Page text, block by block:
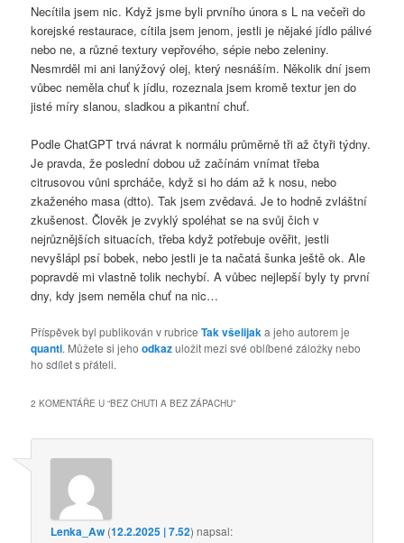
Necítila jsem nic. Když jsme byli prvního února s L na večeři do
korejské restaurace, cítila jsem jenom, jestli je nějaké jídlo pálivé
nebo ne, a různé textury vepřového, sépie nebo zeleniny.
Nesmrděl mi ani lanýžový olej, který nesnáším. Několik dní jsem
vůbec neměla chuť k jídlu, rozeznala jsem kromě textur jen do
jisté míry slanou, sladkou a pikantní chuť.
Podle ChatGPT trvá návrat k normálu průměrně tři až čtyři týdny.
Je pravda, že poslední dobou už začínám vnímat třeba
citrusovou vůni sprcháče, když si ho dám až k nosu, nebo
zkaženého masa (dtto). Tak jsem zvědavá. Je to hodně zvláštní
zkušenost. Člověk je zvyklý spoléhat se na svůj čich v
nejrůznějších situacích, třeba když potřebuje ověřit, jestli
nevyšlápl psí bobek, nebo jestli je ta načatá šunka ještě ok. Ale
popravdě mi vlastně tolik nechybí. A vůbec nejlepší byly ty první
dny, kdy jsem neměla chuť na nic…
Příspěvek byl publikován v rubriceTak všelijaka jeho autorem je
quanti. Můžete si jehoodkazuložit mezi své oblíbené záložky nebo
ho sdílet s přáteli.
2 KOMENTÁŘE U “BEZ CHUTI A BEZ ZÁPACHU”
Lenka_Aw (12.2.2025 | 7.52)napsal: